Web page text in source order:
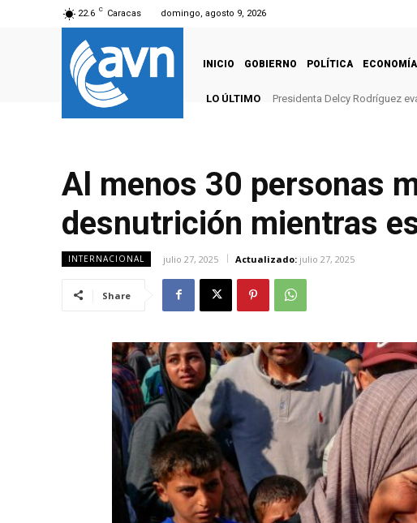
22.6 C Caracas domingo, agosto 9, 2026
INICIO GOBIERNO POLÍTICA ECONOMÍA
LO ÚLTIMO Presidenta Delcy Rodríguez
Al menos 30 personas
desnutrición mientras
INTERNACIONAL julio 27, 2025 Actualizado: julio 27, 2025
Share